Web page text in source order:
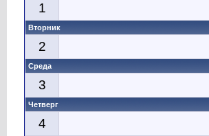
1
Вторник
2
Среда
3
Четверг
4